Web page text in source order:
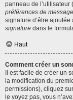
panneau de l’utilisateur
préférences de message
signature d’être
signature dans le
Haut
Comment créer un
Il est facile de créer un
la modification du
permissions), cliquez
le voyez pas, vous